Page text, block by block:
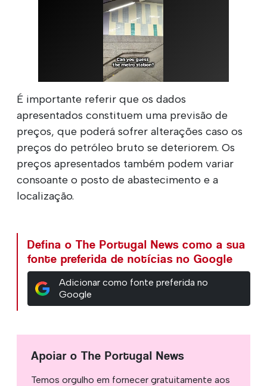
É importante referir que os dados
apresentados constituem uma previsão de
preços, que poderá sofrer alterações caso os
preços do petróleo bruto se deteriorem. Os
preços apresentados também podem variar
consoante o posto de abastecimento e a
localização.
Defina o The Portugal News como a sua
fonte preferida de notícias no Google
Adicionar como fonte preferida no
Google
Apoiar o The Portugal News
Temos orgulho em fornecer gratuitamente aos